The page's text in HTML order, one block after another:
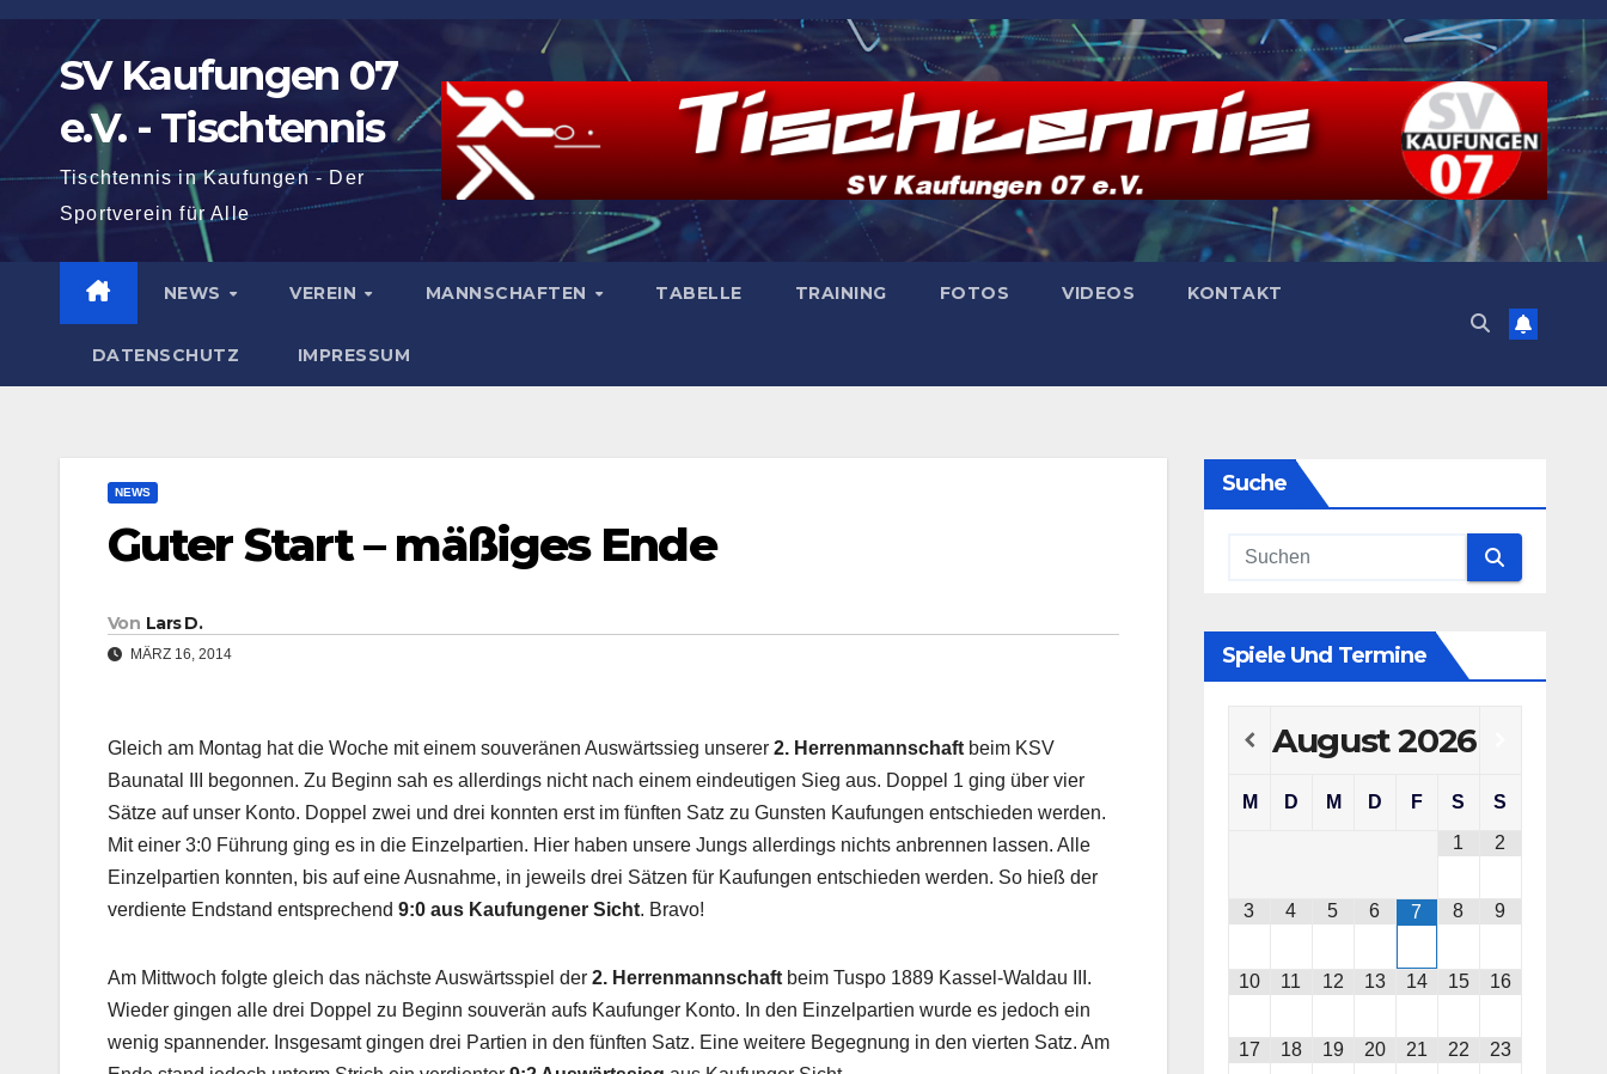
Zum
springenSV Kaufungen 07
e.V. - Tischtennis
Tischtennis in Kaufungen - Der
Sportverein für Alle
NEWS VEREIN MANNSCHAFTEN TABELLE TRAINING FOTOS VIDEOS KONTAKT
DATENSCHUTZ IMPRESSUM
NEWS
Guter Start – mäßiges Ende
Von Lars D.
MÄRZ 16, 2014
Gleich am Montag hat die Woche mit einem souveränen Auswärtssieg unserer 2. Herrenmannschaft beim KSV
Baunatal III begonnen. Zu Beginn sah es allerdings nicht nach einem eindeutigen Sieg aus. Doppel 1 ging über vier
Sätze auf unser Konto. Doppel zwei und drei konnten erst im fünften Satz zu Gunsten Kaufungen entschieden werden.
Mit einer 3:0 Führung ging es in die Einzelpartien. Hier haben unsere Jungs allerdings nichts anbrennen lassen. Alle
Einzelpartien konnten, bis auf eine Ausnahme, in jeweils drei Sätzen für Kaufungen entschieden werden. So hieß der
verdiente Endstand entsprechend 9:0 aus Kaufungener Sicht. Bravo!
Am Mittwoch folgte gleich das nächste Auswärtsspiel der 2. Herrenmannschaft beim Tuspo 1889 Kassel-Waldau III.
Wieder gingen alle drei Doppel zu Beginn souverän aufs Kaufunger Konto. In den Einzelpartien wurde es jedoch ein
wenig spannender. Insgesamt gingen drei Partien in den fünften Satz. Eine weitere Begegnung in den vierten Satz. Am
Suche
Spiele Und Termine
August2026
M D M D F S
S
1
2
3 4 5 6 7 8 9
10 11 12 13 14 15 16
17 18 19 20 21 22 23